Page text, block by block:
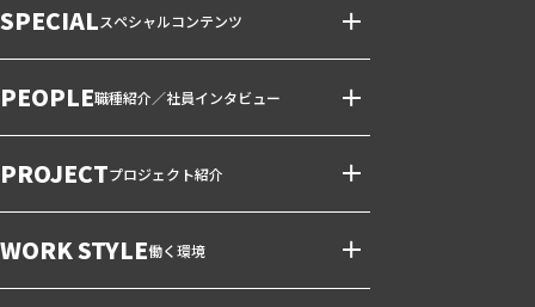
SPECIALスペシャルコンテンツ
PEOPLE職種紹介／社員インタビュー
PROJECTプロジェクト紹介
WORK STYLE働く環境